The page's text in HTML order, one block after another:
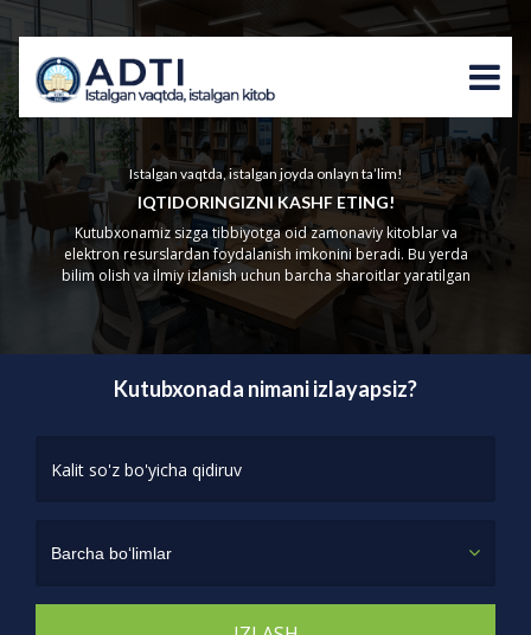
Istalgan vaqtda, istalgan joyda onlayn ta’lim!
IQTIDORINGIZNI KASHF ETING!
Kutubxonamiz sizga tibbiyotga oid zamonaviy kitoblar va
elektron resurslardan foydalanish imkonini beradi. Bu yerda
bilim olish va ilmiy izlanish uchun barcha sharoitlar yaratilgan
Kutubxonada nimani izlayapsiz?
Barcha bo‘limlar